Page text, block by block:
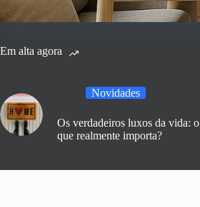
Em alta agora
Novidades
Os verdadeiros luxos da vida: o
que realmente importa?